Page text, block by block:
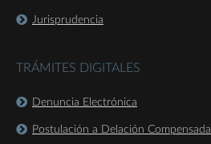
Jurisprudencia
TRÁMITES DIGITALES
Denuncia Electrónica
Postulación a Delación Compensada